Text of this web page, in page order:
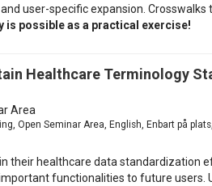
user-specific expansion.
is possible as a practical exercise!
Healthcare Terminology
Area
Open Seminar Area, English, Enbart på
their healthcare data standardization
functionalities to future